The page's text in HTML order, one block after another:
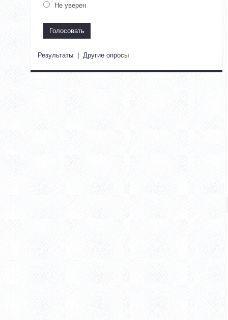
Не уверен
Результаты | Другие опросы